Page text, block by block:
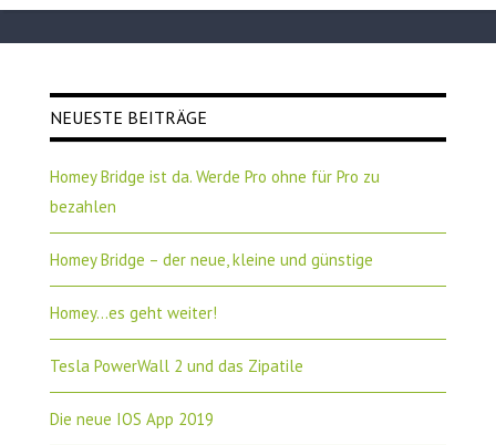
NEUESTE BEITRÄGE
Homey Bridge ist da. Werde Pro ohne für Pro zu
bezahlen
Homey Bridge – der neue, kleine und günstige
Homey…es geht weiter!
Tesla PowerWall 2 und das Zipatile
Die neue IOS App 2019